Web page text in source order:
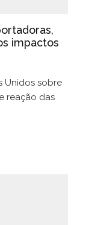
impactos
Unidos sobre
reação das